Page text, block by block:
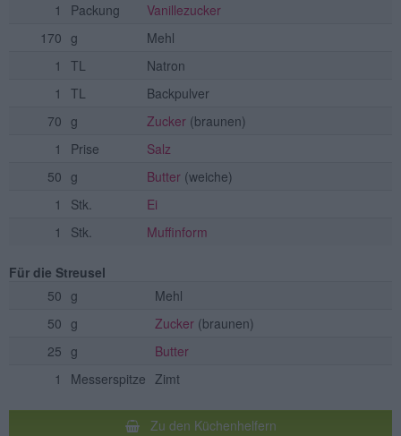
1
Packung
Vanillezucker
170 g
Mehl
1
TL
Natron
1
TL
Backpulver
70 g Zucker (braunen)
1
Prise
Salz
50 g Butter (weiche)
1
Stk.
Ei
1
Stk. Muffinform
Für die Streusel
50 g
Mehl
50 g Zucker (braunen)
25 g
Butter
1
Messerspitze Zimt
Zu den Küchenhelfern